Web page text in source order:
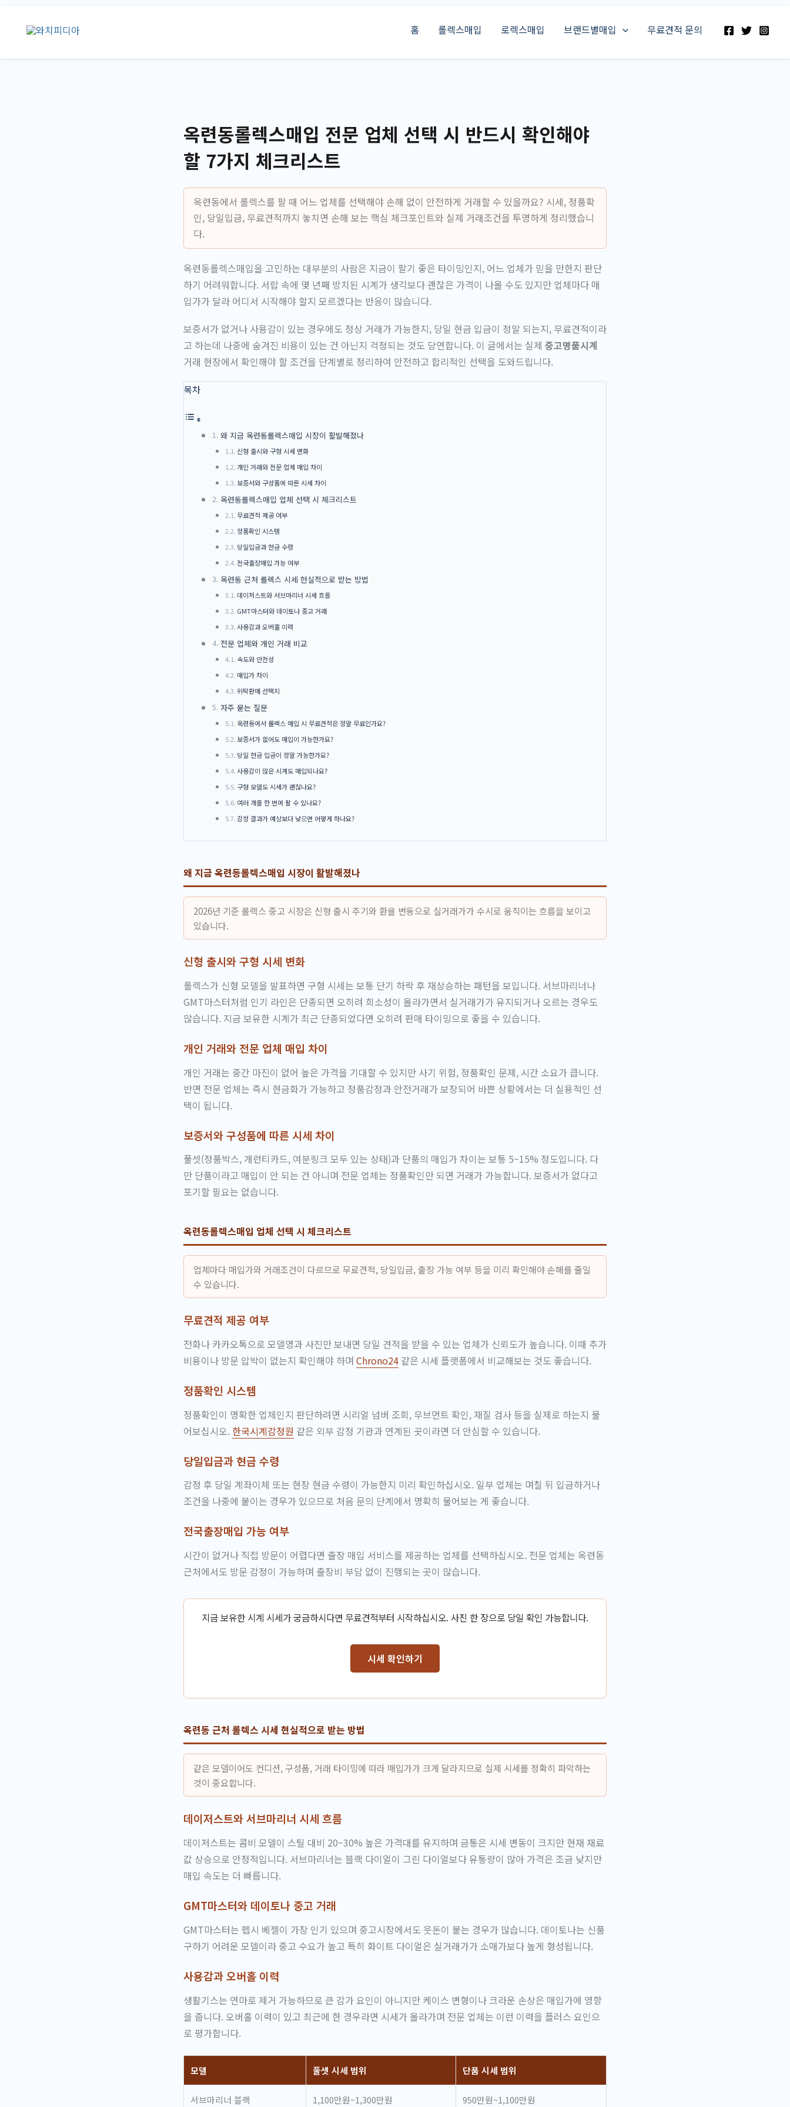
로
홈 롤렉스매입 로렉스매입 브랜드별매입 무료견적 문의
옥련동롤렉스매입 전문 업체 선택 시 반드시 확인해야
할 7가지 체크리스트
옥련동에서 롤렉스를 팔 때 어느 업체를 선택해야 손해 없이 안전하게 거래할 수 있을까요? 시세, 정품확
인, 당일입금, 무료견적까지 놓치면 손해 보는 핵심 체크포인트와 실제 거래조건을 투명하게 정리했습니
다.
옥련동롤렉스매입을 고민하는 대부분의 사람은 지금이 팔기 좋은 타이밍인지, 어느 업체가 믿을 만한지 판단
하기 어려워합니다. 서랍 속에 몇 년째 방치된 시계가 생각보다 괜찮은 가격이 나올 수도 있지만 업체마다 매
입가가 달라 어디서 시작해야 할지 모르겠다는 반응이 많습니다.
보증서가 없거나 사용감이 있는 경우에도 정상 거래가 가능한지, 당일 현금 입금이 정말 되는지, 무료견적이라
고 하는데 나중에 숨겨진 비용이 있는 건 아닌지 걱정되는 것도 당연합니다. 이 글에서는 실제 중고명품시계
거래 현장에서 확인해야 할 조건을 단계별로 정리하여 안전하고 합리적인 선택을 도와드립니다.
목차
왜 지금 옥련동롤렉스매입 시장이 활발해졌나
신형 출시와 구형 시세 변화
개인 거래와 전문 업체 매입 차이
보증서와 구성품에 따른 시세 차이
옥련동롤렉스매입 업체 선택 시 체크리스트
무료견적 제공 여부
정품확인 시스템
당일입금과 현금 수령
전국출장매입 가능 여부
옥련동 근처 롤렉스 시세 현실적으로 받는 방법
데이저스트와 서브마리너 시세 흐름
GMT마스터와 데이토나 중고 거래
사용감과 오버홀 이력
전문 업체와 개인 거래 비교
속도와 안전성
매입가 차이
위탁판매 선택지
자주 묻는 질문
옥련동에서 롤렉스 매입 시 무료견적은 정말 무료인가요?
보증서가 없어도 매입이 가능한가요?
당일 현금 입금이 정말 가능한가요?
사용감이 많은 시계도 매입되나요?
구형 모델도 시세가 괜찮나요?
여러 개를 한 번에 팔 수 있나요?
감정 결과가 예상보다 낮으면 어떻게 하나요?
왜 지금 옥련동롤렉스매입 시장이 활발해졌나
2026년 기준 롤렉스 중고 시장은 신형 출시 주기와 환율 변동으로 실거래가가 수시로 움직이는 흐름을 보이고
있습니다.
신형 출시와 구형 시세 변화
롤렉스가 신형 모델을 발표하면 구형 시세는 보통 단기 하락 후 재상승하는 패턴을 보입니다. 서브마리너나
GMT마스터처럼 인기 라인은 단종되면 오히려 희소성이 올라가면서 실거래가가 유지되거나 오르는 경우도
많습니다. 지금 보유한 시계가 최근 단종되었다면 오히려 판매 타이밍으로 좋을 수 있습니다.
개인 거래와 전문 업체 매입 차이
개인 거래는 중간 마진이 없어 높은 가격을 기대할 수 있지만 사기 위험, 정품확인 문제, 시간 소요가 큽니다.
반면 전문 업체는 즉시 현금화가 가능하고 정품감정과 안전거래가 보장되어 바쁜 상황에서는 더 실용적인 선
택이 됩니다.
보증서와 구성품에 따른 시세 차이
풀셋(정품박스, 개런티카드, 여분링크 모두 있는 상태)과 단품의 매입가 차이는 보통 5~15% 정도입니다. 다
만 단품이라고 매입이 안 되는 건 아니며 전문 업체는 정품확인만 되면 거래가 가능합니다. 보증서가 없다고
포기할 필요는 없습니다.
옥련동롤렉스매입 업체 선택 시 체크리스트
업체마다 매입가와 거래조건이 다르므로 무료견적, 당일입금, 출장 가능 여부 등을 미리 확인해야 손해를 줄일
수 있습니다.
무료견적 제공 여부
전화나 카카오톡으로 모델명과 사진만 보내면 당일 견적을 받을 수 있는 업체가 신뢰도가 높습니다. 이때 추가
비용이나 방문 압박이 없는지 확인해야 하며 Chrono24 같은 시세 플랫폼에서 비교해보는 것도 좋습니다.
정품확인 시스템
정품확인이 명확한 업체인지 판단하려면 시리얼 넘버 조회, 무브먼트 확인, 재질 검사 등을 실제로 하는지 물
어보십시오. 한국시계감정원 같은 외부 감정 기관과 연계된 곳이라면 더 안심할 수 있습니다.
당일입금과 현금 수령
감정 후 당일 계좌이체 또는 현장 현금 수령이 가능한지 미리 확인하십시오. 일부 업체는 며칠 뒤 입금하거나
조건을 나중에 붙이는 경우가 있으므로 처음 문의 단계에서 명확히 물어보는 게 좋습니다.
전국출장매입 가능 여부
시간이 없거나 직접 방문이 어렵다면 출장 매입 서비스를 제공하는 업체를 선택하십시오. 전문 업체는 옥련동
근처에서도 방문 감정이 가능하며 출장비 부담 없이 진행되는 곳이 많습니다.
지금 보유한 시계 시세가 궁금하시다면 무료견적부터 시작하십시오. 사진 한 장으로 당일 확인 가능합니다.
시세 확인하기
옥련동 근처 롤렉스 시세 현실적으로 받는 방법
같은 모델이어도 컨디션, 구성품, 거래 타이밍에 따라 매입가가 크게 달라지므로 실제 시세를 정확히 파악하는
것이 중요합니다.
데이저스트와 서브마리너 시세 흐름
데이저스트는 콤비 모델이 스틸 대비 20~30% 높은 가격대를 유지하며 금통은 시세 변동이 크지만 현재 재료
값 상승으로 안정적입니다. 서브마리너는 블랙 다이얼이 그린 다이얼보다 유통량이 많아 가격은 조금 낮지만
매입 속도는 더 빠릅니다.
GMT마스터와 데이토나 중고 거래
GMT마스터는 펩시 베젤이 가장 인기 있으며 중고시장에서도 웃돈이 붙는 경우가 많습니다. 데이토나는 신품
구하기 어려운 모델이라 중고 수요가 높고 특히 화이트 다이얼은 실거래가가 소매가보다 높게 형성됩니다.
사용감과 오버홀 이력
생활기스는 연마로 제거 가능하므로 큰 감가 요인이 아니지만 케이스 변형이나 크라운 손상은 매입가에 영향
을 줍니다. 오버홀 이력이 있고 최근에 한 경우라면 시세가 올라가며 전문 업체는 이런 이력을 플러스 요인으
로 평가합니다.
모델 풀셋 시세 범위 단품 시세 범위
서브마리너 블랙 1,100만원~1,300만원 950만원~1,100만원